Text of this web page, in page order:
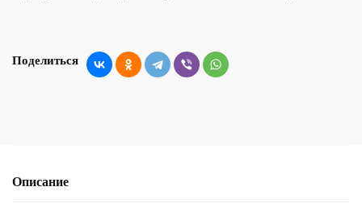
Поделиться
Описание